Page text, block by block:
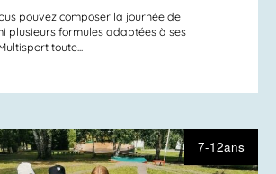
pouvez composer la journée de
plusieurs formules adaptées à ses
toute...
7-12ans